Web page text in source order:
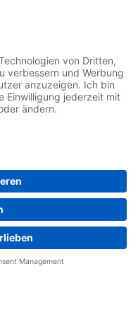
Cookie Choices